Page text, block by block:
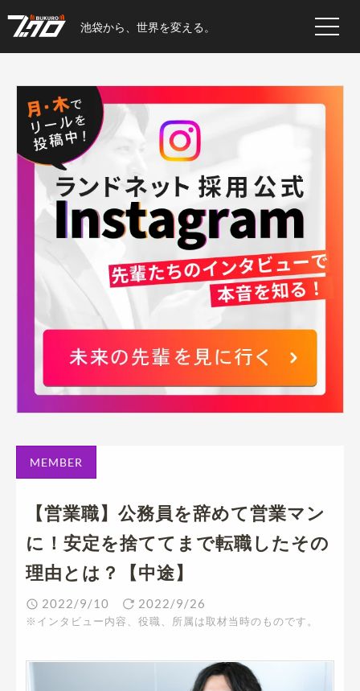
池袋から、世界を変える。
MEMBER
【営業職】公務員を辞めて営業マン
に！安定を捨ててまで転職したその
理由とは？【中途】
2022/9/10 2022/9/26
※インタビュー内容、役職、所属は取材当時のものです。